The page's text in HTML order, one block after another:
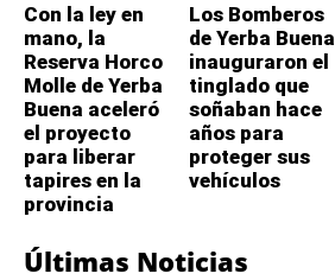
Con la ley en
mano, la
Reserva Horco
Molle de Yerba
Buena aceleró
el proyecto
para liberar
tapires en la
provincia
Los Bomberos
de Yerba Buena
inauguraron el
tinglado que
soñaban hace
años para
proteger sus
vehículos
Últimas Noticias